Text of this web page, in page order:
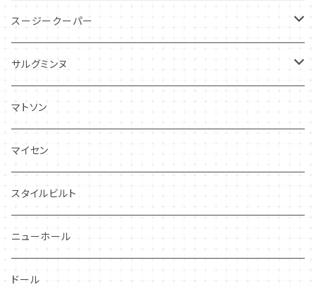
スージークーパー
パトリシアローズ
ドレスデンスプレイ
プランタン
グレンミスト
スワンシースプレイ
グレイ社
サルグミンヌ
ニーナローサ
FAVORI
CIBON
マトソン
マイセン
スタイルビルト
ニューホール
ドール